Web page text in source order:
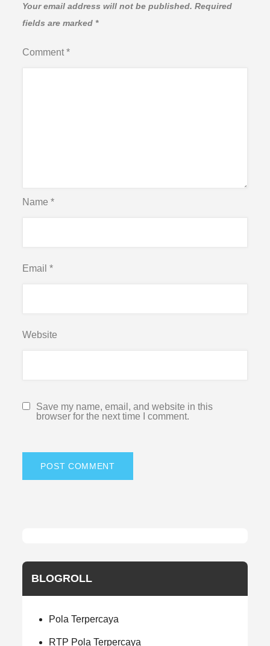
Your email address will not be published. Required
fields are marked *
Comment*
Name*
Email*
Website
Save my name, email, and website in this
browser for the next time I comment.
BLOGROLL
Pola Terpercaya
RTP Pola Terpercaya